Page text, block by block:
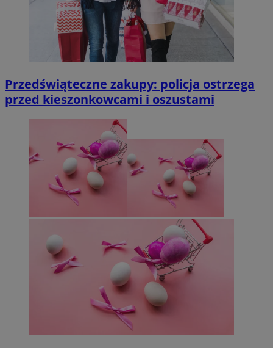
Przedświąteczne zakupy: policja ostrzega
przed kieszonkowcami i oszustami